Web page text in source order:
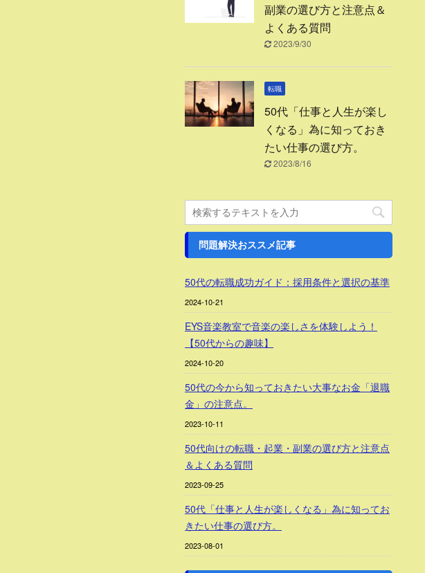
副業の選び方と注意点＆
よくある質問
2023/9/30
転職
50代「仕事と人生が楽し
くなる」為に知っておき
たい仕事の選び方。
2023/8/16
問題解決おススメ記事
50代の転職成功ガイド：採用条件と選択の基準
2024-10-21
EYS音楽教室で音楽の楽しさを体験しよう！
【50代からの趣味】
2024-10-20
50代の今から知っておきたい大事なお金「退職
金」の注意点。
2023-10-11
50代向けの転職・起業・副業の選び方と注意点
＆よくある質問
2023-09-25
50代「仕事と人生が楽しくなる」為に知ってお
きたい仕事の選び方。
2023-08-01